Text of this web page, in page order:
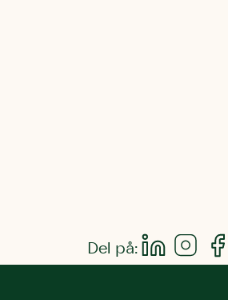
Del på: